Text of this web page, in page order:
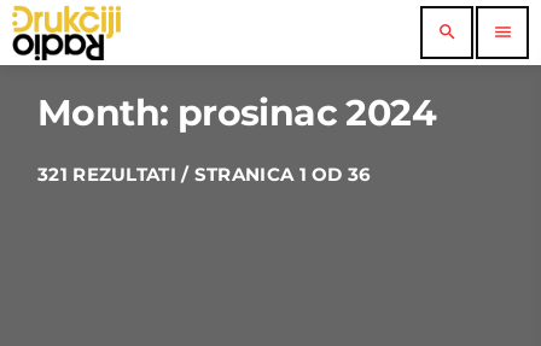
search menu
Month: prosinac 2024
321 REZULTATI / STRANICA 1 OD 36